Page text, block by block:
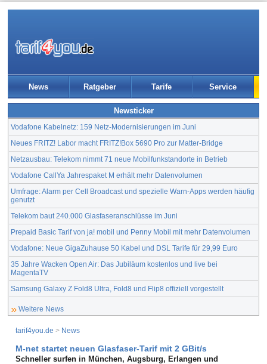
News Ratgeber Tarife Service
Newsticker
Vodafone Kabelnetz: 159 Netz-Modernisierungen im Juni
Neues FRITZ! Labor macht FRITZ!Box 5690 Pro zur Matter-Bridge
Netzausbau: Telekom nimmt 71 neue Mobilfunkstandorte in Betrieb
Vodafone CallYa Jahrespaket M erhält mehr Datenvolumen
Umfrage: Alarm per Cell Broadcast und spezielle Warn-Apps werden häufig
genutzt
Telekom baut 240.000 Glasfaseranschlüsse im Juni
Prepaid Basic Tarif von ja! mobil und Penny Mobil mit mehr Datenvolumen
Vodafone: Neue GigaZuhause 50 Kabel und DSL Tarife für 29,99 Euro
35 Jahre Wacken Open Air: Das Jubiläum kostenlos und live bei
MagentaTV
Samsung Galaxy Z Fold8 Ultra, Fold8 und Flip8 offiziell vorgestellt
Weitere News
tarif4you.de > News
M-net startet neuen Glasfaser-Tarif mit 2 GBit/s
Schneller surfen in München, Augsburg, Erlangen und